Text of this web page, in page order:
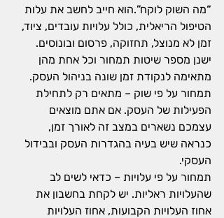
“מה השוק לוקח”.הוא חייב לחשב את עלות
הטיפול הריאלית, כולל עלויות עובדים, ציוד,
זמן לא מנוצל, תחזוקה, פרסום ובונוסים.
ישנן מספר שיטות תמחור וכל אחת מהן
מתאימה לנקודת זמן שונה בניהול העסק.
תמחור על פי שוק – מתאים רק לתחילת
הפעילות של העסק. אם אתם מוצאים
עצמכם נשארים במצב זה לאורך זמן,
כנראה שיש בעיה בהגדרות העסק ובבידול
העסקי.
תמחור על פי עלויות – כדאי לשים לב
שהעלויות ראליות. יש לקחת בחשבון את
אחוז העלויות הקבועות, אחוז העלויות